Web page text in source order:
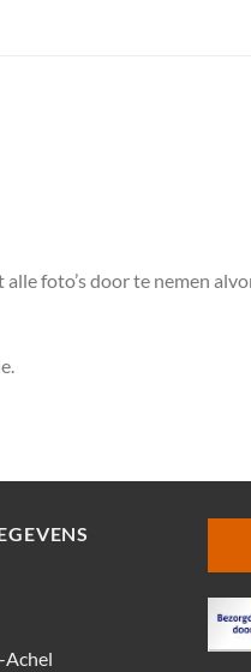
foto’s door te nemen